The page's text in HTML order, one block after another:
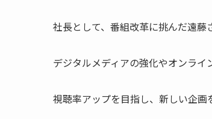
社長として、番組改革に挑んだ遠藤
デジタルメディアの強化やオンライ
視聴率アップを目指し、新しい企画